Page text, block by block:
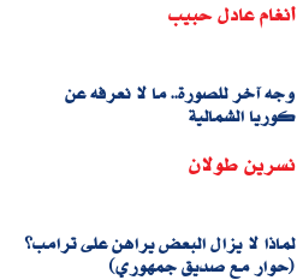
أنغام عادل حبيب
وجه آخر للصورة.. ما لا نعرفه عن
كوريا الشمالية
نسرين طولان
لماذا لا يزال البعض يراهن على ترامب؟
(حوار مع صديق جمهوري)